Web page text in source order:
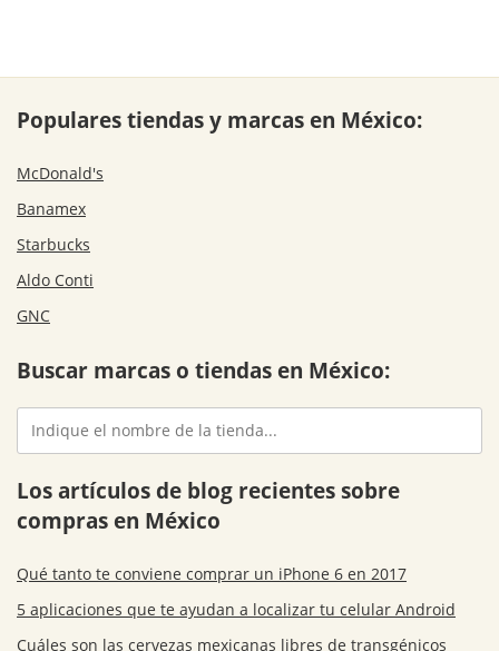
Populares tiendas y marcas en México:
McDonald's
Banamex
Starbucks
Aldo Conti
GNC
Buscar marcas o tiendas en México:
Los artículos de blog recientes sobre
compras en México
Qué tanto te conviene comprar un iPhone 6 en 2017
5 aplicaciones que te ayudan a localizar tu celular Android
Cuáles son las cervezas mexicanas libres de transgénicos